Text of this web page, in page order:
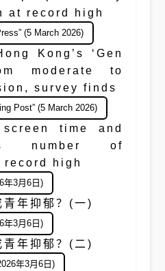
at record high
(5 March 2026)
Kong’s ‘Gen
moderate to
survey finds
Post” (5 March 2026)
time and
number of
high
年3月6日)
青年抑郁？(一)
年3月6日)
青年抑郁？(二)
年3月6日)